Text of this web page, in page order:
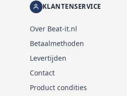
KLANTENSERVICE
Over Beat-it.nl
Betaalmethoden
Levertijden
Contact
Product condities